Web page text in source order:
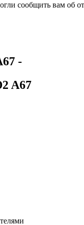
сообщить вам об
-
A67